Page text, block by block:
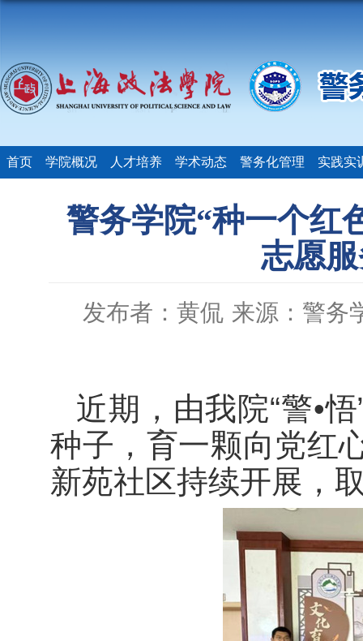
首页 学院概况 人才培养 学术动态 警务化管理 实践实
警务学院“种一个红
志愿
发布者：黄侃 来源：警务
近期，由我院“警•
种子，育一颗向党红
新苑社区持续开展，